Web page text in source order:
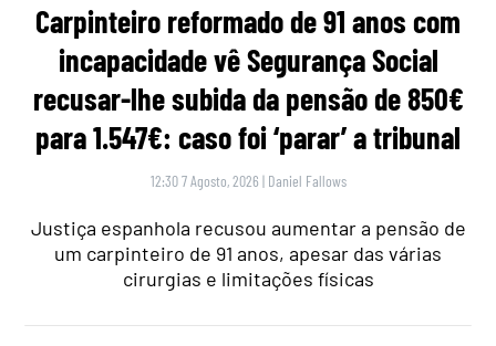
Carpinteiro reformado de 91 anos com
incapacidade vê Segurança Social
recusar-lhe subida da pensão de 850€
para 1.547€: caso foi ‘parar’ a tribunal
12:30 7 Agosto, 2026 | Daniel Fallows
Justiça espanhola recusou aumentar a pensão de
um carpinteiro de 91 anos, apesar das várias
cirurgias e limitações físicas